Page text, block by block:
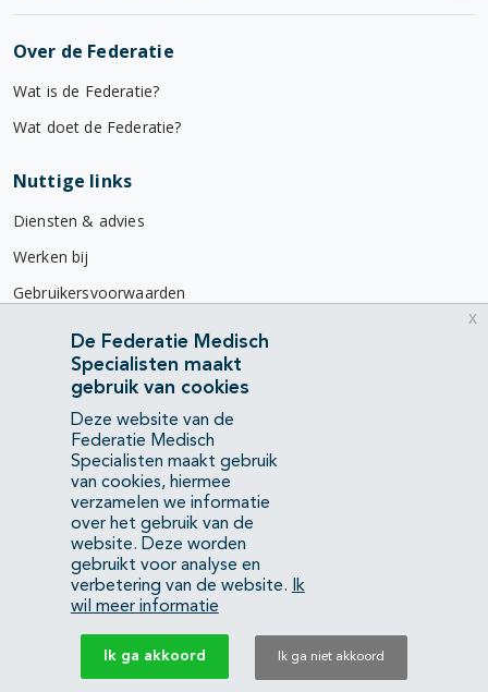
Over de Federatie
Wat is de Federatie?
Wat doet de Federatie?
Nuttige links
Diensten & advies
Werken bij
Gebruikersvoorwaarden
Privacyverklaring
Contact
Mercatorlaan 1200
3528 BL Utrecht
(088) 505 34 34
info@richtlijnendatabase.nl
YouTubeLinkedIn
KvK Federatie Medisch Specialisten:40483480
Privacyverklaring
De Federatie Medisch
Specialisten maakt
gebruik van cookies
Deze website van de
Federatie Medisch
Specialisten maakt gebruik
van cookies, hiermee
verzamelen we informatie
over het gebruik van de
website. Deze worden
gebruikt voor analyse en
verbetering van de website.
Ik
wil meer informatie
Ik ga akkoord Ik ga niet akkoord
x